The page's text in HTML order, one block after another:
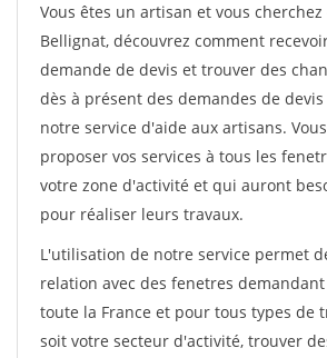
Vous êtes un artisan et vous
Bellignat, découvrez comment
demande de devis et trouver des
dès à présent des demandes de
notre service d'aide aux artisans.
proposer vos services à tous les
votre zone d'activité et qui auront
pour réaliser leurs travaux.
L'utilisation de notre service permet
relation avec des fenetres
toute la France et pour tous types de
soit votre secteur d'activité, trouver